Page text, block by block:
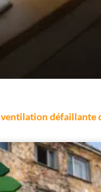
défaillante